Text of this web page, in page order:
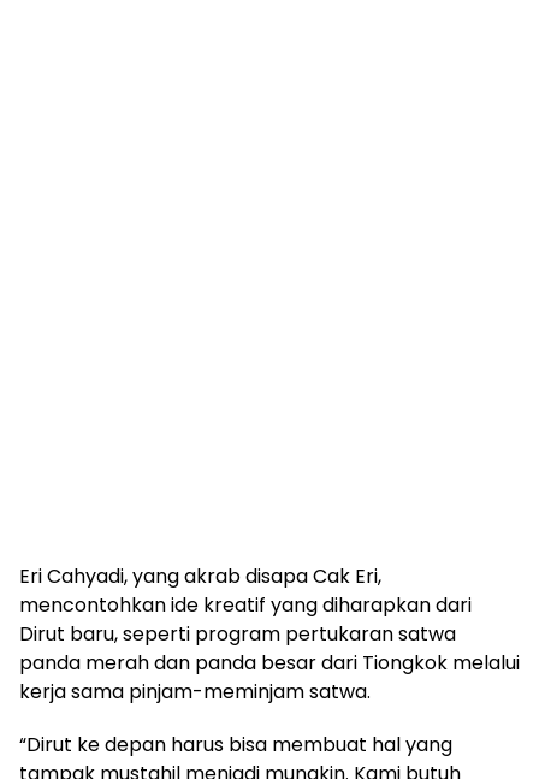
Eri Cahyadi, yang akrab disapa Cak Eri,
mencontohkan ide kreatif yang diharapkan dari
Dirut baru, seperti program pertukaran satwa
panda merah dan panda besar dari Tiongkok melalui
kerja sama pinjam-meminjam satwa.
“Dirut ke depan harus bisa membuat hal yang